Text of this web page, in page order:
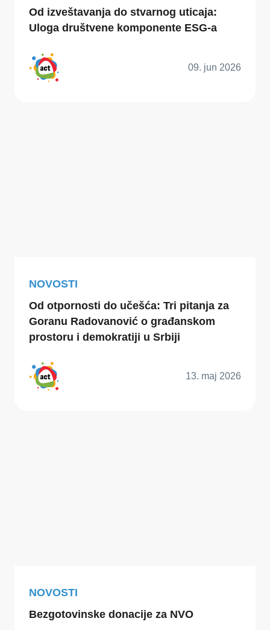
Od izveštavanja do stvarnog uticaja:
Uloga društvene komponente ESG-a
09. jun 2026
NOVOSTI
Od otpornosti do učešća: Tri pitanja za
Goranu Radovanović o građanskom
prostoru i demokratiji u Srbiji
13. maj 2026
NOVOSTI
Bezgotovinske donacije za NVO